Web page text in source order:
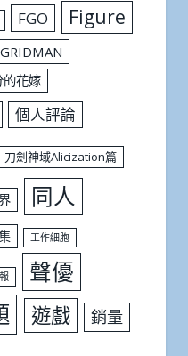
FGO Figure
的花嫁
個人評論
刀劍神域Alicization篇
同人
工作細胞
聲優
遊戲 銷量